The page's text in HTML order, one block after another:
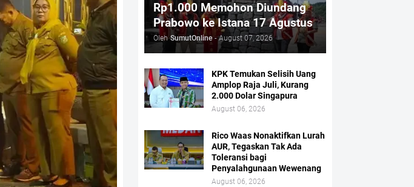
Rp1.000 Memohon Diundang
Prabowo ke Istana 17 Agustus
Oleh SumutOnline - August 07, 2026
KPK Temukan Selisih Uang
Amplop Raja Juli, Kurang
2.000 Dolar Singapura
August 06, 2026
Rico Waas Nonaktifkan Lurah
AUR, Tegaskan Tak Ada
Toleransi bagi
Penyalahgunaan Wewenang
August 06, 2026